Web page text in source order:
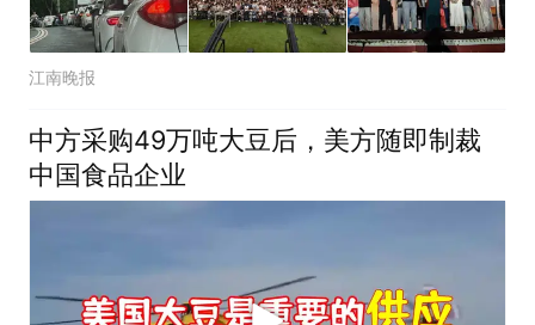
江南晚报
中方采购49万吨大豆后，美方随即制裁
中国食品企业